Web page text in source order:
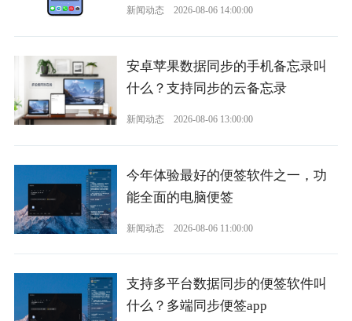
新闻动态 2026-08-06 14:00:00
安卓苹果数据同步的手机备忘录叫
什么？支持同步的云备忘录
新闻动态 2026-08-06 13:00:00
今年体验最好的便签软件之一，功
能全面的电脑便签
新闻动态 2026-08-06 11:00:00
支持多平台数据同步的便签软件叫
什么？多端同步便签app